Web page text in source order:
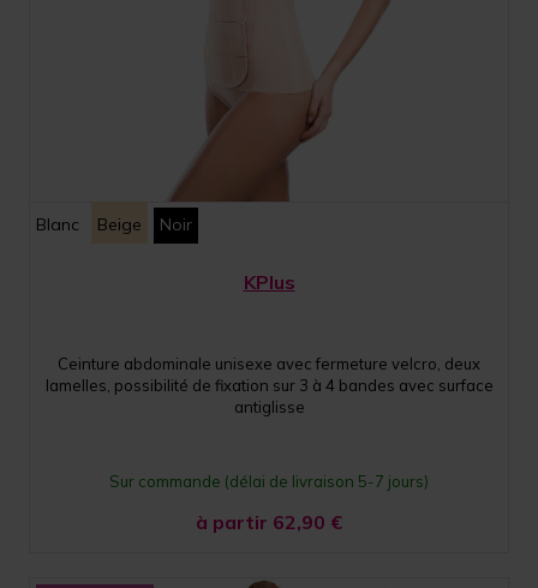
Blanc Beige Noir
KPlus
Ceinture abdominale unisexe avec fermeture velcro, deux
lamelles, possibilité de fixation sur 3 à 4 bandes avec surface
antiglisse
Sur commande (délai de livraison 5-7 jours)
à partir 62,90 €